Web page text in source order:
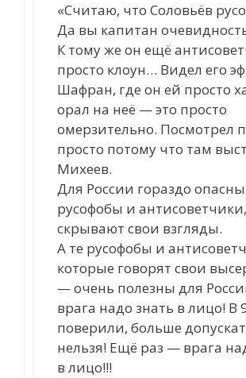
«Считаю, что Соловьёв
Да вы капитан
К тому же он ещё
просто клоун… Видел его
Шафран, где он ей просто
орал на неё — это просто
омерзительно. Посмотрел
просто потому что там
Михеев.
Для России гораздо
русофобы и
скрывают свои взгляды.
А те русофобы и
которые говорят свои
— очень полезны для
врага надо знать в лицо!
поверили, больше
нельзя! Ещё раз — врага
в лицо!!!